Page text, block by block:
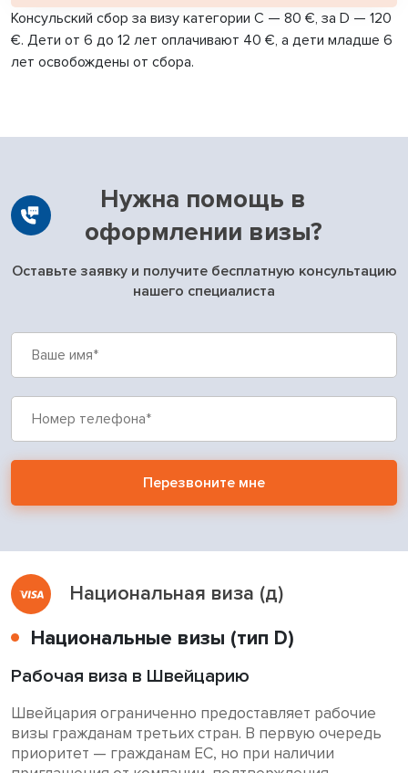
Консульский сбор за визу категории C — 80 €, за D — 120
€. Дети от 6 до 12 лет оплачивают 40 €, а дети младше 6
лет освобождены от сбора.
Нужна помощь в
оформлении визы?
Оставьте заявку и получите бесплатную консультацию
нашего специалиста
Перезвоните мне
Национальная виза (д)
Национальные визы (тип D)
Рабочая виза в Швейцарию
Швейцария ограниченно предоставляет рабочие
визы гражданам третьих стран. В первую очередь
приоритет — гражданам ЕС, но при наличии